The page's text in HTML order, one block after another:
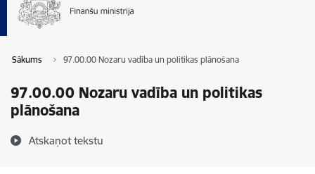
Sākums 97.00.00 Nozaru vadība un politikas plānošana
97.00.00 Nozaru vadība un politikas
plānošana
Atskaņot tekstu